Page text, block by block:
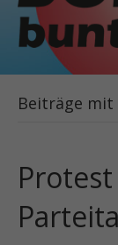
Beiträge mit